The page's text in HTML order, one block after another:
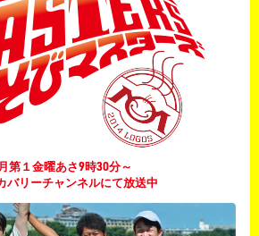
第１金曜あさ9時30分～
バリーチャンネルにて放送中